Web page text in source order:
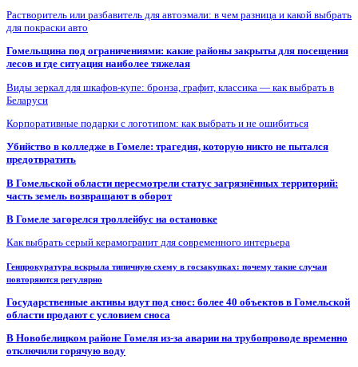
Растворитель или разбавитель для автоэмали: в чем разница и какой выбрать
для покраски авто
Гомельщина под ограничениями: какие районы закрыты для посещения
лесов и где ситуация наиболее тяжелая
Виды зеркал для шкафов-купе: бронза, графит, классика — как выбрать в
Беларуси
Корпоративные подарки с логотипом: как выбрать и не ошибиться
Убийство в колледже в Гомеле: трагедия, которую никто не пытался
предотвратить
В Гомельской области пересмотрели статус загрязнённых территорий:
часть земель возвращают в оборот
В Гомеле загорелся троллейбус на остановке
Как выбрать серый керамогранит для современного интерьера
Генпрокуратура вскрыла типичную схему в госзакупках: почему такие случаи
повторяются регулярно
Государственные активы идут под снос: более 40 объектов в Гомельской
области продают с условием сноса
В Новобелицком районе Гомеля из-за аварии на трубопроводе временно
отключили горячую воду